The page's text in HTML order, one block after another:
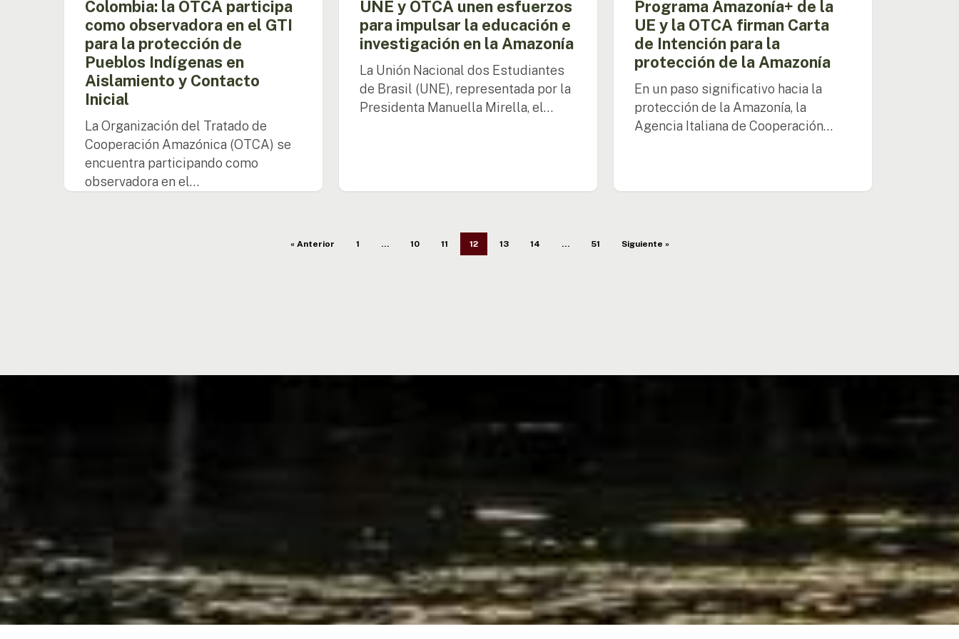
Aislamiento
Contacto
Inicial
Colombia: la OTCA participa
como observadora en el GTI
para la protección de
Pueblos Indígenas en
Aislamiento y Contacto
Inicial
La Organización del Tratado de
Cooperación Amazónica (OTCA) se
encuentra participando como
observadora en el…
UNE y OTCA unen esfuerzos
para impulsar la educación e
investigación en la Amazonía
La Unión Nacional dos Estudiantes
de Brasil (UNE), representada por la
Presidenta Manuella Mirella, el…
Amazonía
Programa Amazonía+ de la
UE y la OTCA firman Carta
de Intención para la
protección de la Amazonía
En un paso significativo hacia la
protección de la Amazonía, la
Agencia Italiana de Cooperación…
« Anterior 1 … 10 11 12 13 14 … 51 Siguiente »